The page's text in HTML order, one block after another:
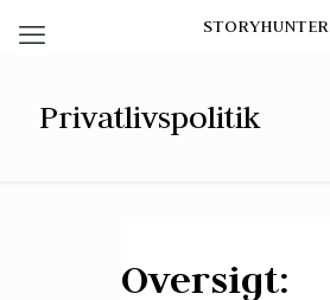
STORYHUNTER
Privatlivspolitik
Oversigt: